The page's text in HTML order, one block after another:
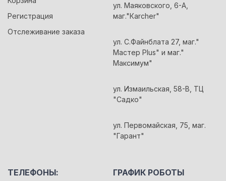
Регистрация
Отслеживание заказа
ул. Маяковского, 6-А,
маг."Кarcher"
ул. С.Файнблата 27, маг."
Мастер Plus" и маг."
Максимум"
ул. Измаильская, 58-В, ТЦ
"Садко"
ул. Первомайская, 75, маг.
"Гарант"
ТЕЛЕФОНЫ: ГРАФИК РОБОТЫ